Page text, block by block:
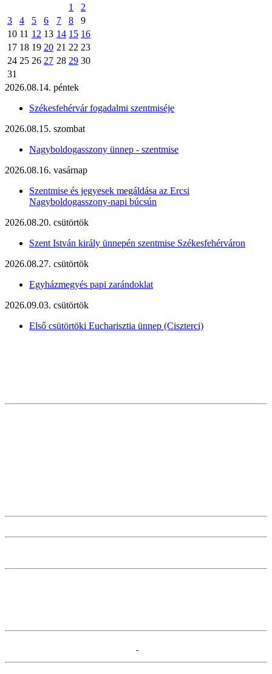
1
2
3
4 5 6 7 8
9
10 11 12 13 14 15 16
17 18 19 20 21 22 23
24 25 26 27 28 29 30
31
2026.08.14. péntek
Székesfehérvár fogadalmi szentmiséje
2026.08.15. szombat
Nagyboldogasszony ünnep - szentmise
2026.08.16. vasárnap
Szentmise és jegyesek megáldása az Ercsi
Nagyboldogasszony-napi búcsún
2026.08.20. csütörtök
Szent István király ünnepén szentmise Székesfehérváron
2026.08.27. csütörtök
Egyházmegyés papi zarándoklat
2026.09.03. csütörtök
Első csütörtöki Eucharisztia ünnep (Ciszterci)